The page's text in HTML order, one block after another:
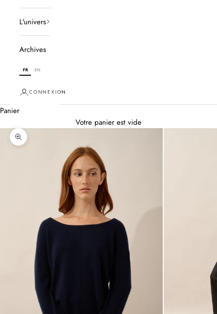
L'univers
Archives
FR EN
CONNEXION
Panier
Votre panier est vide
Zoomer sur l'image